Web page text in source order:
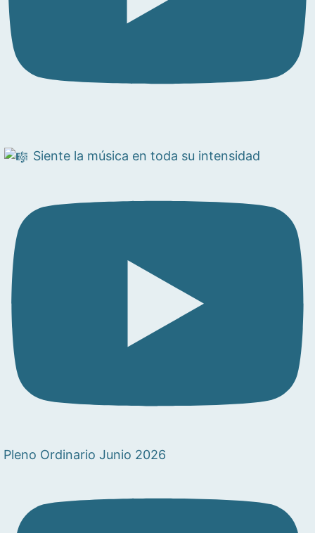
Siente la música en toda su intensidad
Pleno Ordinario Junio 2026